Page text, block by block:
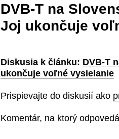
DVB-T na
Joj ukončuje
Diskusia k článku: DVB-T
ukončuje voľné vysielanie
Prispievajte do diskusií ako
Komentár, na ktorý